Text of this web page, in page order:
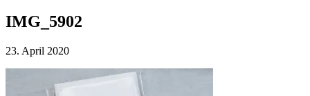
IMG_5902
23. April 2020